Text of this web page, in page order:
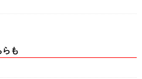
らも